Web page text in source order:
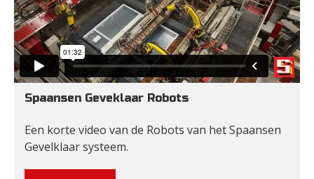
Spaansen Geveklaar Robots
Een korte video van de Robots van het Spaansen
Gevelklaar systeem.